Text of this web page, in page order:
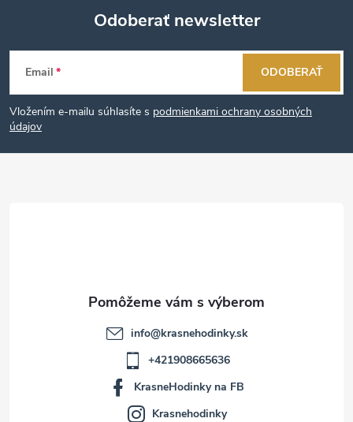
Z
á
p
Odoberať newsletter
Email
Vložením e-mailu súhlasíte s podmienkami ochrany osobných
údajov
ODOBERAŤ
info@krasnehodinky.sk
+421908665636
KrasneHodinky na FB
Krasnehodinky